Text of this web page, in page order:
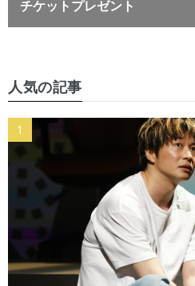
チケットプレゼント
人気の記事